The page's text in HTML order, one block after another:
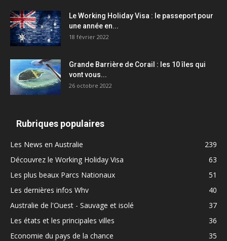
Le Working Holiday Visa : le passeport pour
une année en...
18 février 2022
Grande Barrière de Corail : les 10 îles qui
vont vous...
26 octobre 2022
Rubriques populaires
Les News en Australie
239
Découvrez le Working Holiday Visa
63
Les plus beaux Parcs Nationaux
51
Les dernières infos Whv
40
Australie de l'Ouest - Sauvage et isolé
37
Les états et les principales villes
36
Economie du pays de la chance
35